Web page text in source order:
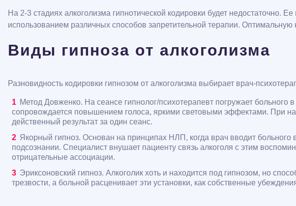
На 2-3 стадиях алкоголизма гипнотической кодировки будет
использованием различных способов запретительной терапии.
Виды гипноза от алкоголизма
Разновидность кодировки гипнозом от алкоголизма выбирает врач-
Метод Довженко. На сеансе гипнолог/психотерапевт погружает
сопровождается повышением голоса, яркими световыми эффектами. При
действенный результат за один сеанс.
Якорный гипноз. Основан на принципах НЛП, когда врач вводит
подсознании. Специалист внушает пациенту связь алкоголя с этим
отрицательные ассоциации.
Эриксоновский гипноз. Алкоголик хоть и находится под гипнозом, но
трезвости, а больной расценивает эти установки, как собственные